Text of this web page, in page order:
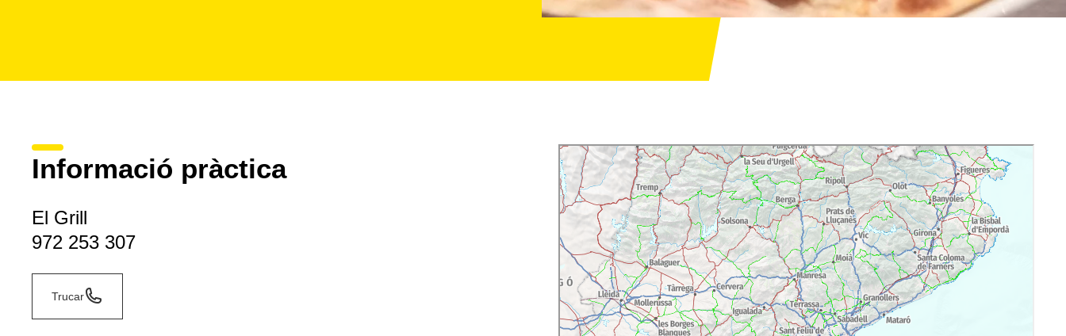
Informació pràctica
El Grill
972 253 307
Trucar